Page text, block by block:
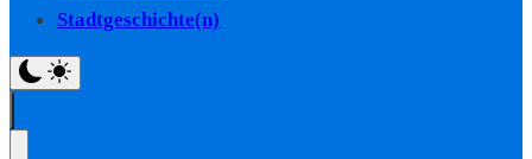
Stadtgeschichte(n)